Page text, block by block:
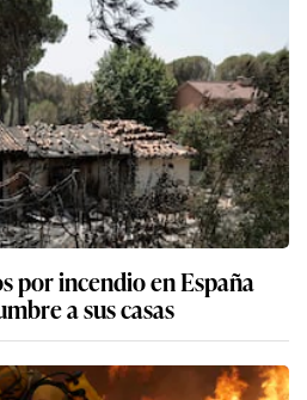
por incendio en España
a sus casas